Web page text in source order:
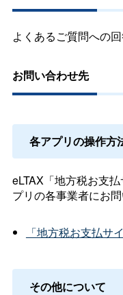
よくあるご質問への
お問い合わせ先
各アプリの操作方
eLTAX「地方税お支
プリの各事業者にお問
「地方税お支払サ
その他について